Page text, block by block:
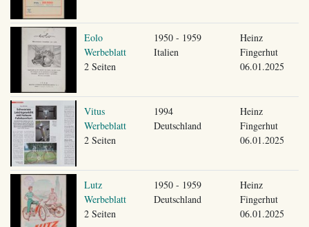
Eolo
Werbeblatt
2 Seiten
1950 - 1959
Italien
Heinz
Fingerhut
06.01.2025
Vitus
Werbeblatt
2 Seiten
1994
Deutschland
Heinz
Fingerhut
06.01.2025
Lutz
Werbeblatt
2 Seiten
1950 - 1959
Deutschland
Heinz
Fingerhut
06.01.2025